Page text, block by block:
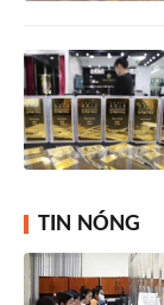
TIN NÓNG